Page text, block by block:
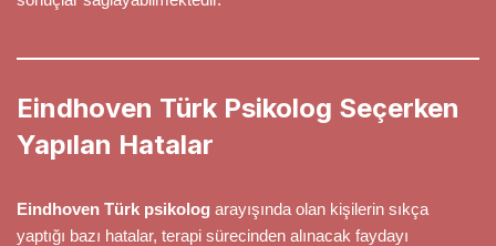
Eindhoven Türk Psikolog Seçerken
Yapılan Hatalar
Eindhoven Türk psikolog arayışında olan kişilerin sıkça
yaptığı bazı hatalar, terapi sürecinden alınacak faydayı